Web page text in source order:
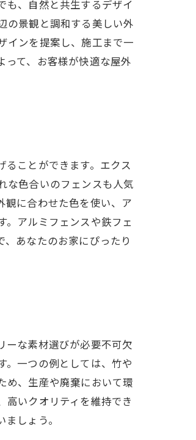
も、自然と共生するデザイ
の景観と調和する美しい外
インを提案し、施工まで一
て、お客様が快適な屋外
ことができます。エクス
な色合いのフェンスも人気
観に合わせた色を使い、ア
アルミフェンスや鉄フェ
あなたのお家にぴったり
ーな素材選びが必要不可欠
。一つの例としては、竹や
め、生産や廃棄において環
いクオリティを維持でき
しょう。